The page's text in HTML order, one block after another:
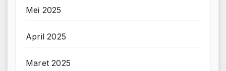
Mei 2025
April 2025
Maret 2025